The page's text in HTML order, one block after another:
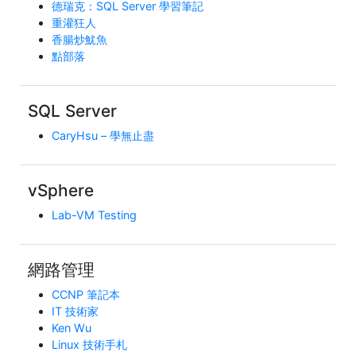
德瑞克：SQL Server 學習筆記
重灌狂人
香腸炒魷魚
點部落
SQL Server
CaryHsu – 學無止盡
vSphere
Lab-VM Testing
網路管理
CCNP 筆記本
IT 技術家
Ken Wu
Linux 技術手札